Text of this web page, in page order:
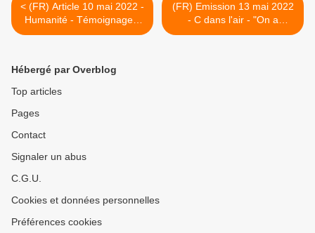
< (FR) Article 10 mai 2022 -
Humanité - Témoignages.
La vie au ralenti des
(FR) Emission 13 mai 2022
- C dans l'air - "On a
l'impression d'avoir pris 30
Hébergé par Overblog
Top articles
Pages
Contact
Signaler un abus
C.G.U.
Cookies et données personnelles
Préférences cookies